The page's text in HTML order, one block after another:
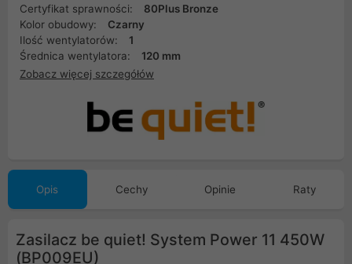
Certyfikat sprawności:
80Plus Bronze
Kolor obudowy:
Czarny
Ilość wentylatorów:
1
Średnica wentylatora:
120 mm
Zobacz więcej szczegółów
Opis Cechy Opinie Raty
Zasilacz be quiet! System Power 11 450W
(BP009EU)